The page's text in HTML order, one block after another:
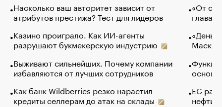
Насколько ваш авторитет зависит от
атрибутов престижа? Тест для лидеров
Казино проиграло. Как ИИ-агенты
разрушают букмекерскую индустрию
Выживают сильнейших. Почему компании
избавляются от лучших сотрудников
Как банк Wildberries резко нарастил
кредиты селлерам до атак на склады
«От
глава
Маск в
основ
ЕС
нефти